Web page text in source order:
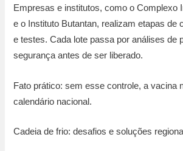
Empresas e institutos, como o Complexo
e o Instituto Butantan, realizam etapas de
e testes. Cada lote passa por análises de
segurança antes de ser liberado.
Fato prático: sem esse controle, a vacina
calendário nacional.
Cadeia de frio: desafios e soluções